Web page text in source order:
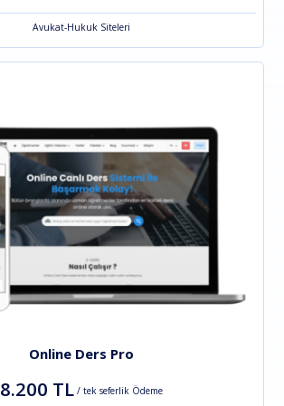
Avukat-Hukuk Siteleri
Online Ders Pro
8.200 TL / tek seferlik Ödeme